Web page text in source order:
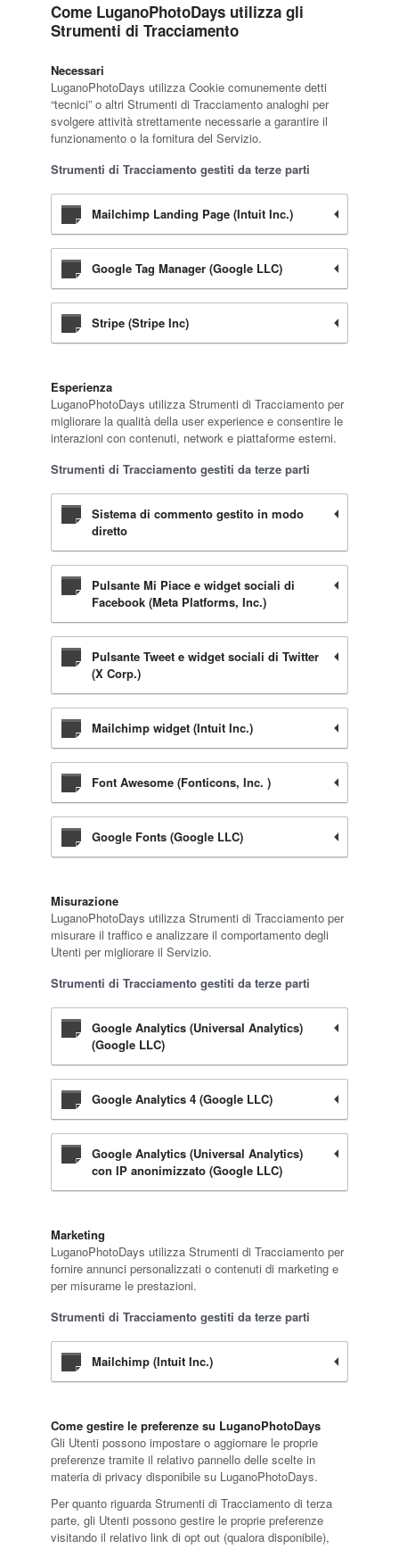
Come LuganoPhotoDays utilizza gli
Strumenti di Tracciamento
Necessari
LuganoPhotoDays utilizza Cookie comunemente detti
“tecnici” o altri Strumenti di Tracciamento analoghi per
svolgere attività strettamente necessarie a garantire il
funzionamento o la fornitura del Servizio.
Strumenti di Tracciamento gestiti da terze parti
Mailchimp Landing Page (Intuit Inc.)
Google Tag Manager (Google LLC)
Stripe (Stripe Inc)
Esperienza
LuganoPhotoDays utilizza Strumenti di Tracciamento per
migliorare la qualità della user experience e consentire le
interazioni con contenuti, network e piattaforme esterni.
Strumenti di Tracciamento gestiti da terze parti
Sistema di commento gestito in modo
diretto
Pulsante Mi Piace e widget sociali di
Facebook (Meta Platforms, Inc.)
Pulsante Tweet e widget sociali di Twitter
(X Corp.)
Mailchimp widget (Intuit Inc.)
Font Awesome (Fonticons, Inc. )
Google Fonts (Google LLC)
Misurazione
LuganoPhotoDays utilizza Strumenti di Tracciamento per
misurare il traffico e analizzare il comportamento degli
Utenti per migliorare il Servizio.
Strumenti di Tracciamento gestiti da terze parti
Google Analytics (Universal Analytics)
(Google LLC)
Google Analytics 4 (Google LLC)
Google Analytics (Universal Analytics)
con IP anonimizzato (Google LLC)
Marketing
LuganoPhotoDays utilizza Strumenti di Tracciamento per
fornire annunci personalizzati o contenuti di marketing e
per misurarne le prestazioni.
Strumenti di Tracciamento gestiti da terze parti
Mailchimp (Intuit Inc.)
Come gestire le preferenze su LuganoPhotoDays
Gli Utenti possono impostare o aggiornare le proprie
preferenze tramite il relativo pannello delle scelte in
materia di privacy disponibile su LuganoPhotoDays.
Per quanto riguarda Strumenti di Tracciamento di terza
parte, gli Utenti possono gestire le proprie preferenze
visitando il relativo link di opt out (qualora disponibile),